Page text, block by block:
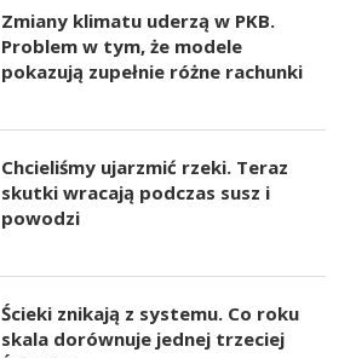
Zmiany klimatu uderzą w PKB.
Problem w tym, że modele
pokazują zupełnie różne rachunki
Chcieliśmy ujarzmić rzeki. Teraz
skutki wracają podczas susz i
powodzi
Ścieki znikają z systemu. Co roku
skala dorównuje jednej trzeciej